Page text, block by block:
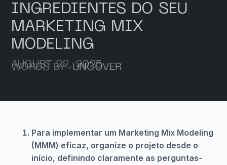
INGREDIENTES DO SEU
MARKETING MIX
MODELING
AUGUST 22, 2025
WORDS BY UNCOVER
Para implementar um Marketing Mix Modeling
(MMM) eficaz, organize o projeto desde o
início, definindo claramente as perguntas-